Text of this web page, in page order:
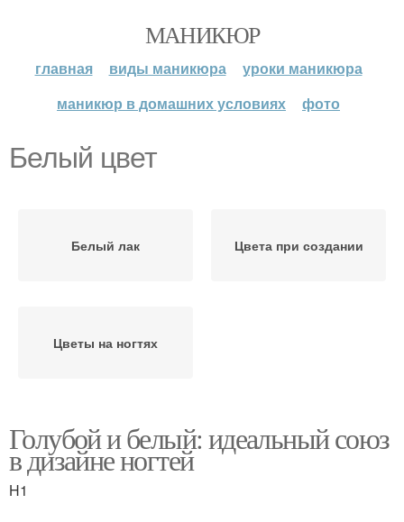
МАНИКЮР
главная виды маникюра
уроки маникюра
маникюр в домашних условиях
фото
Белый цвет
Белый лак Цвета при создании
Цветы на ногтях
Голубой и белый: идеальный союз
в дизайне ногтей
H1